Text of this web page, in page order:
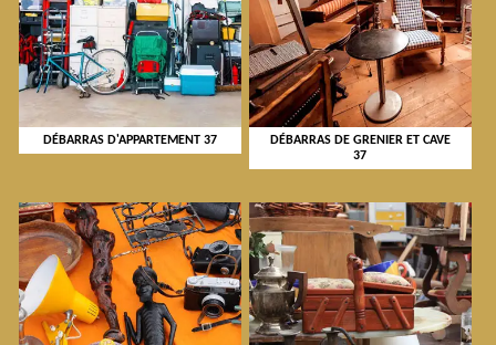
DÉBARRAS D'APPARTEMENT 37
DÉBARRAS DE GRENIER ET CAVE
37